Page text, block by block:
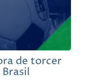
de torcer